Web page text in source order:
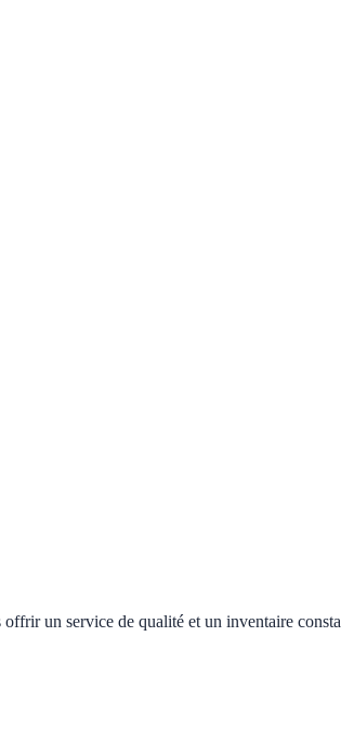
un service de qualité et un inventaire